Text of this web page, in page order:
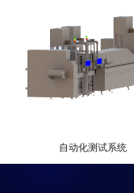
自动化测试系统